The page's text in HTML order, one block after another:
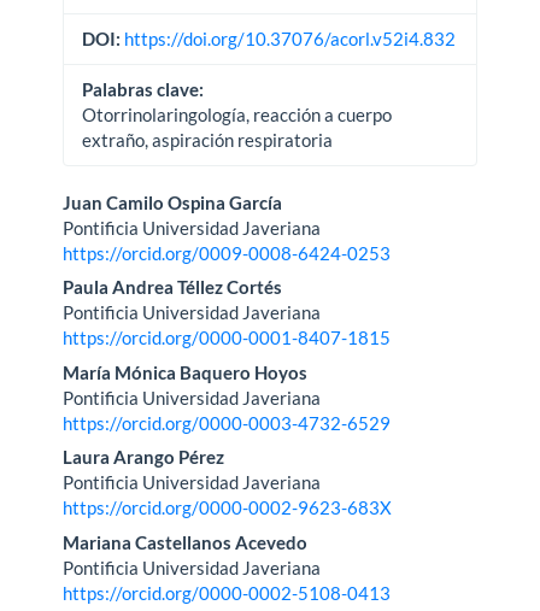
DOI: https://doi.org/10.37076/acorl.v52i4.832
Palabras clave:
Otorrinolaringología, reacción a cuerpo
extraño, aspiración respiratoria
Contenido
principal
del
artículo
Juan Camilo Ospina García
Pontificia Universidad Javeriana
https://orcid.org/0009-0008-6424-0253
Paula Andrea Téllez Cortés
Pontificia Universidad Javeriana
https://orcid.org/0000-0001-8407-1815
María Mónica Baquero Hoyos
Pontificia Universidad Javeriana
https://orcid.org/0000-0003-4732-6529
Laura Arango Pérez
Pontificia Universidad Javeriana
https://orcid.org/0000-0002-9623-683X
Mariana Castellanos Acevedo
Pontificia Universidad Javeriana
https://orcid.org/0000-0002-5108-0413